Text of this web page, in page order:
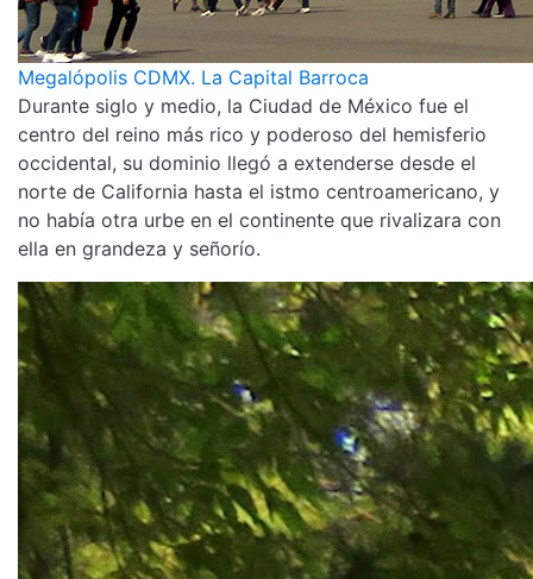
Megalópolis CDMX. La Capital Barroca
Durante siglo y medio, la Ciudad de México fue el
centro del reino más rico y poderoso del hemisferio
occidental, su dominio llegó a extenderse desde el
norte de California hasta el istmo centroamericano, y
no había otra urbe en el continente que rivalizara con
ella en grandeza y señorío.